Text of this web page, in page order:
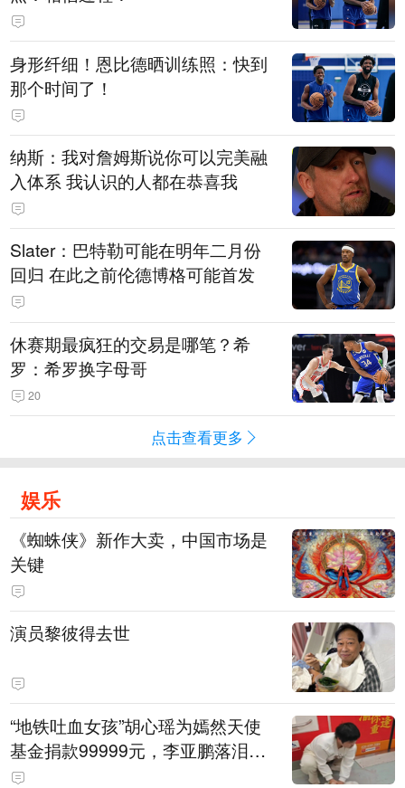
身形纤细！恩比德晒训练照：快到
那个时间了！
纳斯：我对詹姆斯说你可以完美融
入体系 我认识的人都在恭喜我
Slater：巴特勒可能在明年二月份
回归 在此之前伦德博格可能首发
休赛期最疯狂的交易是哪笔？希
罗：希罗换字母哥
20
点击查看更多
娱乐
《蜘蛛侠》新作大卖，中国市场是
关键
演员黎彼得去世
“地铁吐血女孩”胡心瑶为嫣然天使
基金捐款99999元，李亚鹏落泪感
谢：我个人向她捐赠99999元，也